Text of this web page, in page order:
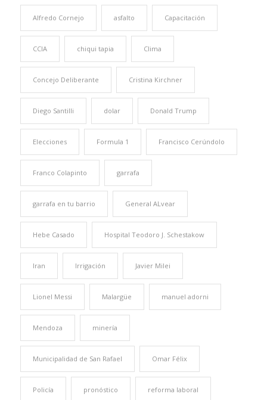
Alfredo Cornejo asfalto Capacitación
CCIA chiqui tapia Clima
Concejo Deliberante Cristina Kirchner
Diego Santilli dolar Donald Trump
Elecciones Formula 1 Francisco Cerúndolo
Franco Colapinto garrafa
garrafa en tu barrio General ALvear
Hebe Casado Hospital Teodoro J. Schestakow
Iran Irrigación Javier Milei
Lionel Messi Malargüe manuel adorni
Mendoza minería
Municipalidad de San Rafael Omar Félix
Policía pronóstico reforma laboral